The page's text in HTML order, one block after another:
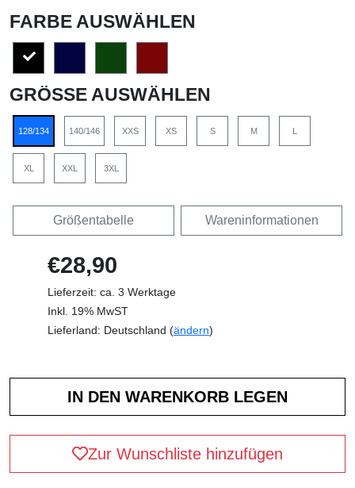
FARBE AUSWÄHLEN
GRÖSSE AUSWÄHLEN
128/134 140/146 XXS XS S M L
XL XXL 3XL
Größentabelle Wareninformationen
€28,90
Lieferzeit: ca. 3 Werktage
Inkl. 19% MwST
Lieferland: Deutschland (ändern)
Zur Wunschliste hinzufügen